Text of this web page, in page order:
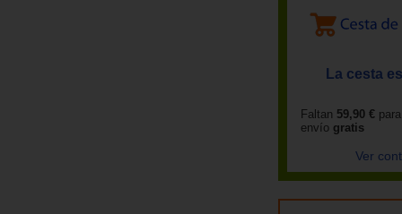
La cesta
Faltan 59,90 €
envío gratis
Ver